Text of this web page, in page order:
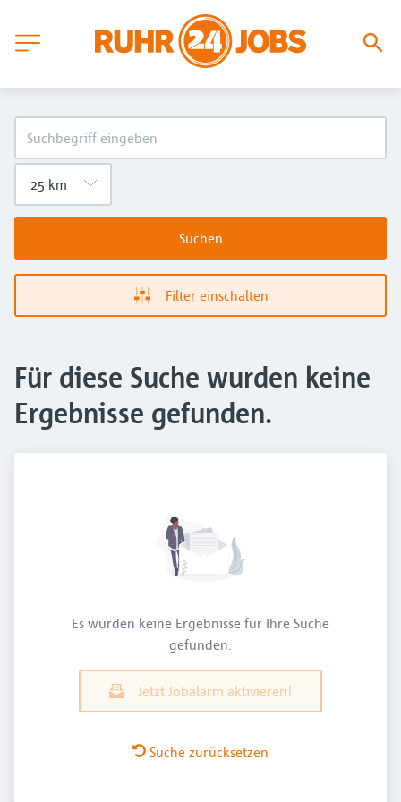
Suchen
Filter einschalten
Für diese Suche wurden keine
Ergebnisse gefunden.
Es wurden keine Ergebnisse für Ihre Suche
gefunden.
Jetzt Jobalarm aktivieren!
Suche zurücksetzen